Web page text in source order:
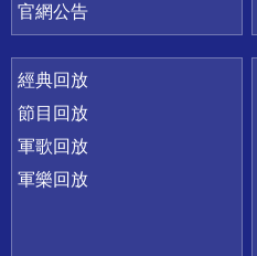
官網公告
經典回放
節目回放
軍歌回放
軍樂回放